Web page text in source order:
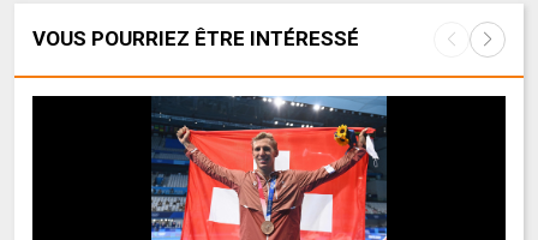
VOUS POURRIEZ ÊTRE INTÉRESSÉ